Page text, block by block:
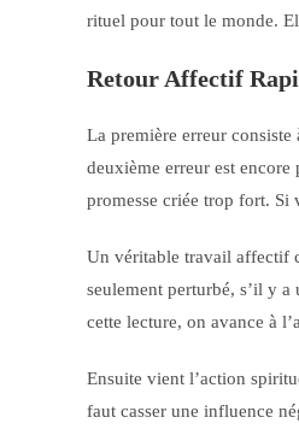
rituel pour tout le monde.
Retour Affectif
La première erreur consiste
deuxième erreur est
promesse criée trop fort. Si
Un véritable travail affectif
seulement perturbé, s’il y
cette lecture, on avance à
Ensuite vient l’action
faut casser une influence